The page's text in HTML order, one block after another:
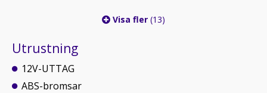
Visa fler (13)
Utrustning
12V-UTTAG
ABS-bromsar